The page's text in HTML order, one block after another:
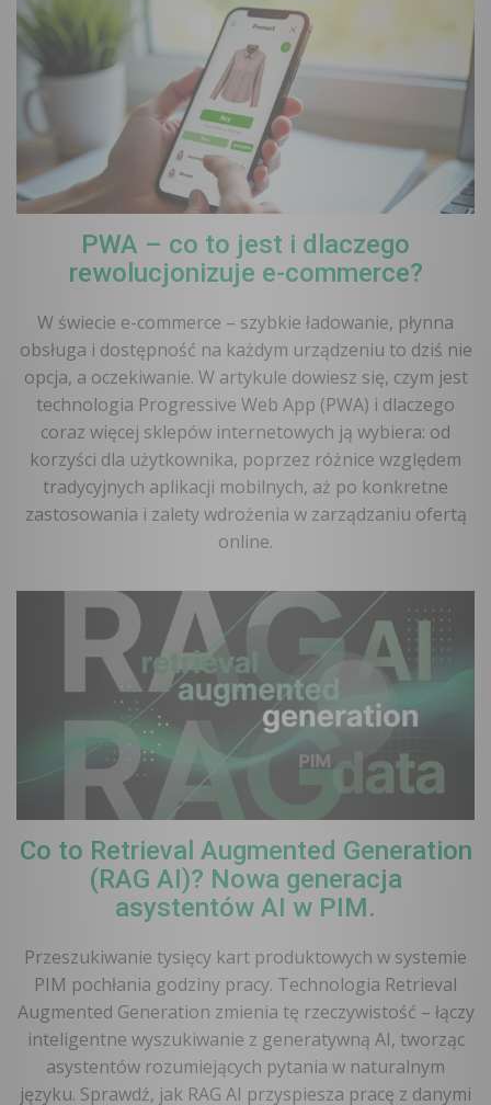
PWA – co to jest i dlaczego
rewolucjonizuje e-commerce?
W świecie e-commerce – szybkie ładowanie, płynna
obsługa i dostępność na każdym urządzeniu to dziś nie
opcja, a oczekiwanie. W artykule dowiesz się, czym jest
technologia Progressive Web App (PWA) i dlaczego
coraz więcej sklepów internetowych ją wybiera: od
korzyści dla użytkownika, poprzez różnice względem
tradycyjnych aplikacji mobilnych, aż po konkretne
zastosowania i zalety wdrożenia w zarządzaniu ofertą
online.
Co to Retrieval Augmented Generation
(RAG AI)? Nowa generacja
asystentów AI w PIM.
Przeszukiwanie tysięcy kart produktowych w systemie
PIM pochłania godziny pracy. Technologia Retrieval
Augmented Generation zmienia tę rzeczywistość – łączy
inteligentne wyszukiwanie z generatywną AI, tworząc
asystentów rozumiejących pytania w naturalnym
języku. Sprawdź, jak RAG AI przyspiesza pracę z danymi